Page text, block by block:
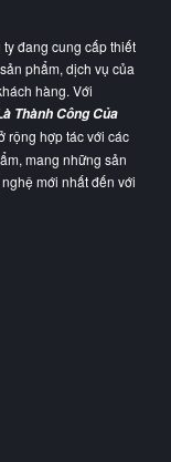
đang cung cấp thiết
phẩm, dịch vụ của
hàng. Với
Thành Công Của
rộng hợp tác với các
mang những sản
mới nhất đến với